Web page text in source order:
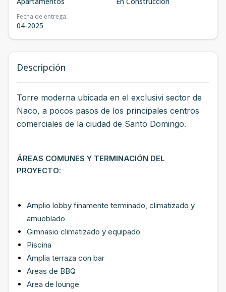
Fecha de entrega:
04-2025
Descripción
Torre moderna ubicada en el exclusivi sector de
Naco, a pocos pasos de los principales centros
comerciales de la ciudad de Santo Domingo.
ÁREAS COMUNES Y TERMINACIÓN DEL
PROYECTO:
Amplio lobby finamente terminado, climatizado y
amueblado
Gimnasio climatizado y equipado
Piscina
Amplia terraza con bar
Areas de BBQ
Area de lounge